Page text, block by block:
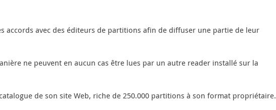
accords avec des éditeurs de partitions afin de diffuser une partie de leur
ne peuvent en aucun cas être lues par un autre reader installé sur la
de son site Web, riche de 250.000 partitions à son format propriétaire.